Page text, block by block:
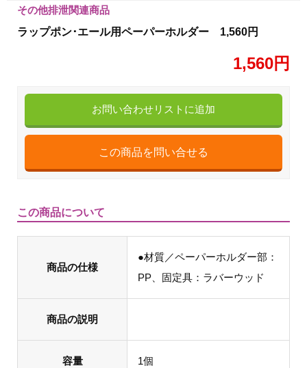
その他排泄関連商品
ラップポン･エール用ペーパーホルダー 1,560円
1,560円
お問い合わせリストに追加
この商品について
商品の仕様
●材質／ペーパーホルダー部：
PP、固定具：ラバーウッド
商品の説明
容量 1個